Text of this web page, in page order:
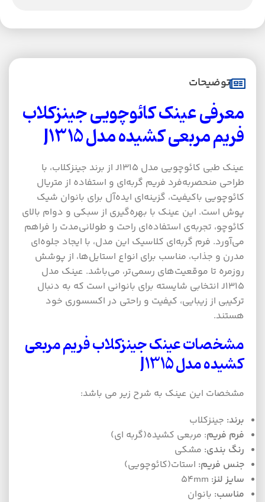
توضیحات
معرفی عینک کائوچویی جینزکلاب
فریم مربعی کشیده مدل J1315
عینک طبی کائوچویی مدل J1315 از برند جینزکلاب، با
طراحی منحصربه‌فرد فریم گربه‌ای و استفاده از متریال
کائوچویی باکیفیت، گزینه‌ای ایده‌آل برای بانوان شیک
پوش است. این عینک با بهره‌گیری از سبکی و دوام بالای
کائوچو، تجربه‌ی استفاده‌ای راحت و طولانی‌مدت را فراهم
می‌آورد. فرم گربه‌ای کلاسیک این مدل، با ایجاد جلوه‌ای
مدرن و جذاب، مناسب برای انواع استایل‌ها، از پوشش
روزمره تا موقعیت‌های رسمی‌تر، می‌باشد. عینک مدل
J1315 انتخابی شایسته برای بانوانی است که به دنبال
ترکیبی از زیبایی، کیفیت و راحتی در اکسسوری خود
هستند.
مشخصات عینکجینزکلاب فریم مربعی
کشیدهمدل J1315
مشخصات این عینک به شرح زیر می باشد:
برند: جینزکلاب
فرم فریم: مربعی کشیده(گربه ای)
رنگ بندی: مشکی
جنس فریم: استات(کائوچویی)
سایز لنز:
مناسب: بانوان